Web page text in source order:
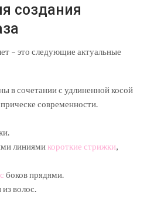
создания
– это следующие актуальные
в сочетании с удлиненной косой
современности.
линиямикороткие стрижки,
боков прядями.
волос.